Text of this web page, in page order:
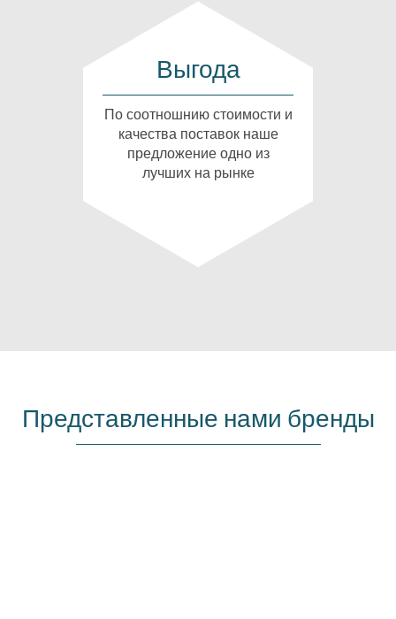
Выгода
По соотношнию стоимости и
качества поставок наше
предложение одно из
лучших на рынке
Представленные нами бренды